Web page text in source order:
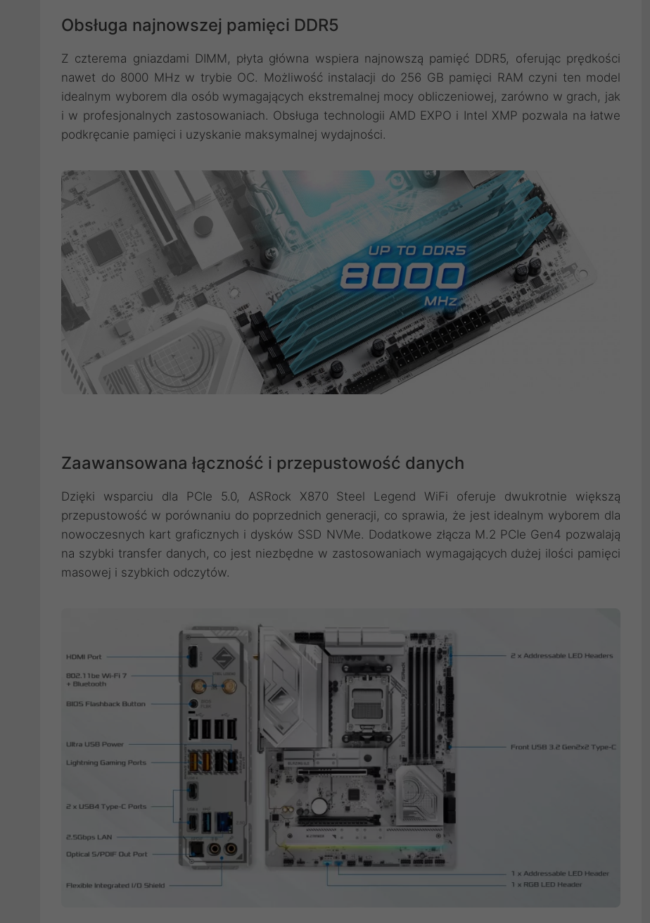
Obsługa najnowszej pamięci DDR5
Z czterema gniazdami DIMM, płyta główna wspiera najnowszą pamięć DDR5, oferując prędkości
nawet do 8000 MHz w trybie OC. Możliwość instalacji do 256 GB pamięci RAM czyni ten model
idealnym wyborem dla osób wymagających ekstremalnej mocy obliczeniowej, zarówno w grach, jak
i w profesjonalnych zastosowaniach. Obsługa technologii AMD EXPO i Intel XMP pozwala na łatwe
podkręcanie pamięci i uzyskanie maksymalnej wydajności.
Zaawansowana łączność i przepustowość danych
Dzięki wsparciu dla PCIe 5.0, ASRock X870 Steel Legend WiFi oferuje dwukrotnie większą
przepustowość w porównaniu do poprzednich generacji, co sprawia, że jest idealnym wyborem dla
nowoczesnych kart graficznych i dysków SSD NVMe. Dodatkowe złącza M.2 PCIe Gen4 pozwalają
na szybki transfer danych, co jest niezbędne w zastosowaniach wymagających dużej ilości pamięci
masowej i szybkich odczytów.